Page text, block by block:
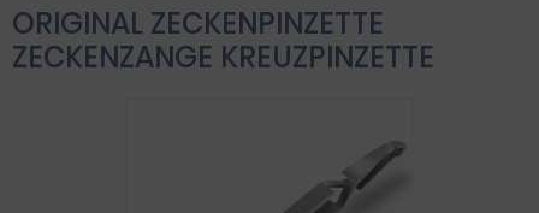
ORIGINAL ZECKENPINZETTE
ZECKENZANGE KREUZPINZETTE